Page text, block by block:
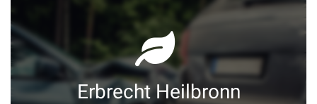
Erbrecht Heilbronn